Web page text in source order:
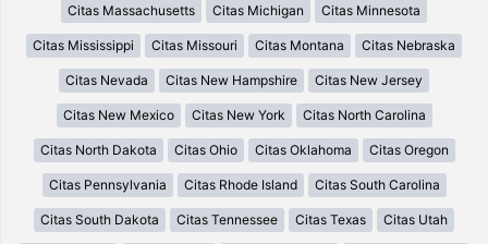
Citas Massachusetts Citas Michigan Citas Minnesota
Citas Mississippi Citas Missouri Citas Montana Citas Nebraska
Citas Nevada Citas New Hampshire Citas New Jersey
Citas New Mexico Citas New York Citas North Carolina
Citas North Dakota Citas Ohio Citas Oklahoma Citas Oregon
Citas Pennsylvania Citas Rhode Island Citas South Carolina
Citas South Dakota Citas Tennessee Citas Texas Citas Utah